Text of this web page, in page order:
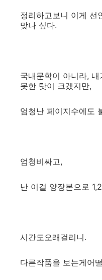
정리하고보니 이게 선
맞나 싶다.
국내문학이 아니라,
못한 탓이 크겠지만,
엄청난 페이지수에도
엄청비싸고,
난 이걸 양장본으로
시간도오래걸리니.
다른작품을 보는게어